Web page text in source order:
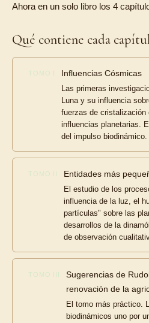
Ahora en un solo libro los 4
Qué contiene cada
TOMO I Influencias Cósmicas
Las primeras
Luna y su influencia
fuerzas de cristalización
influencias planetarias.
del impulso biodinámico.
TOMO II Entidades más
El estudio de los
influencia de la luz, el
partículas" sobre las
desarrollos de la
de observación
TOMO III
Sugerencias de
renovación de la
El tomo más práctico.
biodinámicos uno por